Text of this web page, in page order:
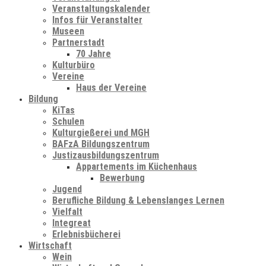
Veranstaltungskalender
Infos für Veranstalter
Museen
Partnerstadt
70 Jahre
Kulturbüro
Vereine
Haus der Vereine
Bildung
KiTas
Schulen
Kulturgießerei und MGH
BAFzA Bildungszentrum
Justizausbildungszentrum
Appartements im Küchenhaus
Bewerbung
Jugend
Berufliche Bildung & Lebenslanges Lernen
Vielfalt
Integreat
Erlebnisbücherei
Wirtschaft
Wein